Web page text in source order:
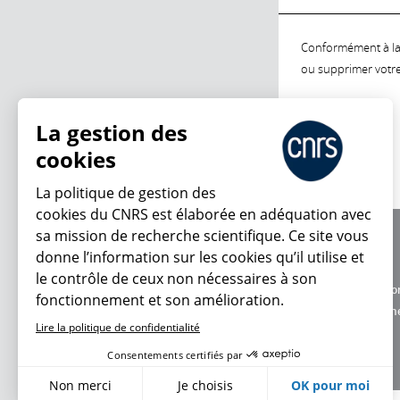
Conformément à
ou supprimer
Charte
Données
La gestion des
cookies
La politique de gestion des
cookies du CNRS est élaborée en adéquation avec
sa mission de recherche scientifique. Ce site vous
donne l’information sur les cookies qu’il utilise et
le contrôle de ceux non nécessaires à son
fonctionnement et son amélioration.
Lire la politique de confidentialité
Consentements certifiés par
Non merci Je choisis OK pour moi